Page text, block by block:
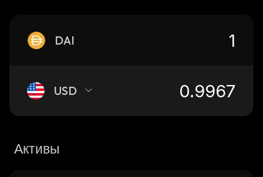
DAI
USD
Активы